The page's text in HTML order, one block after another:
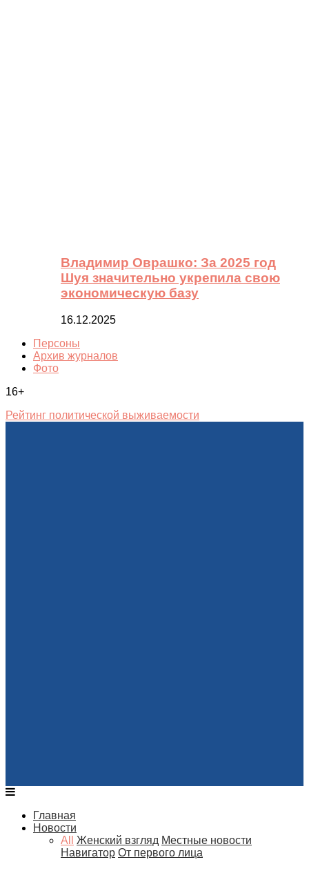
Владимир Оврашко: За 2025 год
Шуя значительно укрепила свою
экономическую базу
16.12.2025
Персоны
Архив журналов
Фото
16+
Рейтинг политической выживаемости
Главная
Новости
All
Женский взгляд Местные новости
Навигатор От первого лица